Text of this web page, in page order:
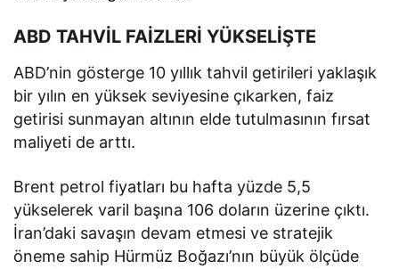
ABD TAHVİL FAİZLERİ YÜKSELİŞTE
ABD’nin gösterge 10 yıllık tahvil getirileri yaklaşık
bir yılın en yüksek seviyesine çıkarken, faiz
getirisi sunmayan altının elde tutulmasının fırsat
maliyeti de arttı.
Brent petrol fiyatları bu hafta yüzde 5,5
yükselerek varil başına 106 doların üzerine çıktı.
İran’daki savaşın devam etmesi ve stratejik
öneme sahip Hürmüz Boğazı’nın büyük ölçüde